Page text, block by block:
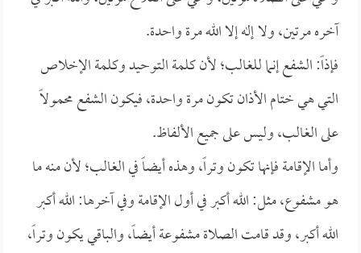
آخره مرتين، ولا إله إلا الله مرة واحدة.
فإذاً: الشفع إنما للغالب؛ لأن كلمة التوحيد وكلمة الإخلاص
التي هي ختام الأذان تكون مرة واحدة، فيكون الشفع محمولاً
على الغالب، وليس على جميع الألفاظ.
وأما الإقامة فإنها تكون وتراً، وهذه أيضاً في الغالب؛ لأن منه ما
هو مشفوع، مثل: الله أكبر في أول الإقامة وفي آخرها: الله أكبر
الله أكبر، وقد قامت الصلاة مشفوعة أيضاً، والباقي يكون وتراً،